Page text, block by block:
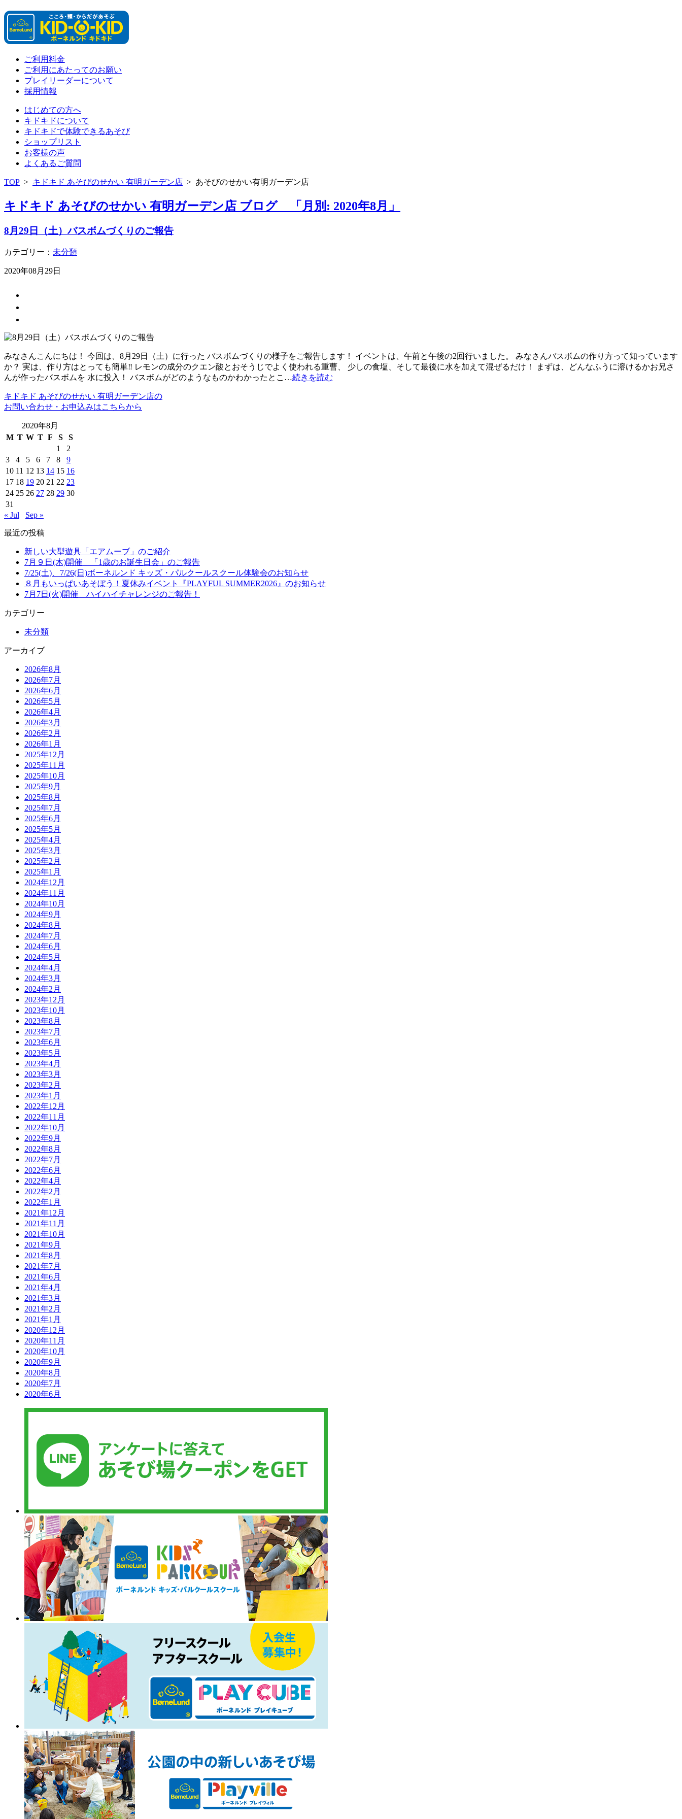
ご利用料金
ご利用にあたってのお願い
プレイリーダーについて
採用情報
はじめての方へ
キドキドについて
キドキドで体験できるあそび
ショップリスト
お客様の声
よくあるご質問
TOP > キドキド あそびのせかい 有明ガーデン店 > あそびのせかい有明ガーデン店
キドキド あそびのせかい 有明ガーデン店 ブログ 「月別: 2020年8月」
8月29日（土）バスボムづくりのご報告
カテゴリー： 未分類
2020年08月29日
みなさんこんにちは！ 今回は、8月29日（土）に行った バスボムづくりの様子をご報告します！ イベントは、午前と午後の2回行いました。 みなさんバスボムの作り方って知っています
か？ 実は、作り方はとっても簡単‼ レモンの成分のクエン酸とおそうじでよく使われる重曹、 少しの食塩、そして最後に水を加えて混ぜるだけ！ まずは、どんなふうに溶けるかお兄さ
んが作ったバスボムを 水に投入！ バスボムがどのようなものかわかったとこ…続きを読む
キドキド あそびのせかい 有明ガーデン店の
お問い合わせ・お申込みはこちらから
2020年8月
M T W T F S
S
1
2
3
4 5 6 7 8
9
10 11 12 13 14 15 16
17 18 19 20 21 22 23
24 25 26 27 28 29 30
31
« Jul
Sep »
最近の投稿
新しい大型遊具「エアムーブ」のご紹介
7月９日(木)開催 「1歳のお誕生日会」のご報告
7/25(土)、7/26(日)ボーネルンド キッズ・パルクールスクール体験会のお知らせ
８月もいっぱいあそぼう！夏休みイベント『PLAYFUL SUMMER2026』のお知らせ
7月7日(火)開催 ハイハイチャレンジのご報告！
カテゴリー
未分類
アーカイブ
2026年8月
2026年7月
2026年6月
2026年5月
2026年4月
2026年3月
2026年2月
2026年1月
2025年12月
2025年11月
2025年10月
2025年9月
2025年8月
2025年7月
2025年6月
2025年5月
2025年4月
2025年3月
2025年2月
2025年1月
2024年12月
2024年11月
2024年10月
2024年9月
2024年8月
2024年7月
2024年6月
2024年5月
2024年4月
2024年3月
2024年2月
2023年12月
2023年10月
2023年8月
2023年7月
2023年6月
2023年5月
2023年4月
2023年3月
2023年2月
2023年1月
2022年12月
2022年11月
2022年10月
2022年9月
2022年8月
2022年7月
2022年6月
2022年4月
2022年2月
2022年1月
2021年12月
2021年11月
2021年10月
2021年9月
2021年8月
2021年7月
2021年6月
2021年4月
2021年3月
2021年2月
2021年1月
2020年12月
2020年11月
2020年10月
2020年9月
2020年8月
2020年7月
2020年6月